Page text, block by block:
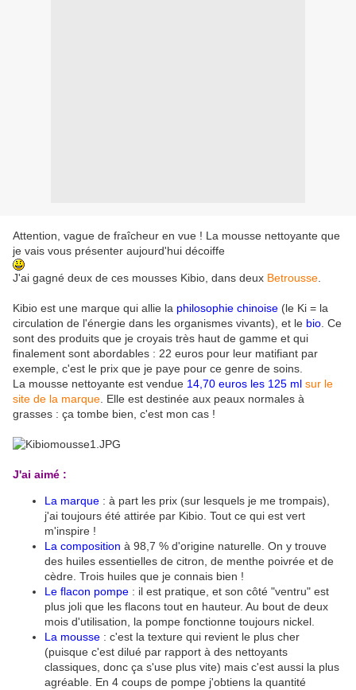
Attention, vague de fraîcheur en vue ! La mousse nettoyante que
je vais vous présenter aujourd'hui décoiffe
J'ai gagné deux de ces mousses Kibio, dans deux Betrousse
Kibio est une marque qui allie la philosophie chinoise (le Ki = la
circulation de l'énergie dans les organismes vivants), et le bio . Ce
sont des produits que je croyais très haut de gamme et qui
finalement sont abordables : 22 euros pour leur matifiant par
exemple, c'est le prix que je paye pour ce genre de soins.
La mousse nettoyante est vendue 14,70 euros les 125 ml sur le
site de la marque . Elle est destinée aux peaux normales à
grasses : ça tombe bien, c'est mon cas !
J'ai aimé :
La marque : à part les prix (sur lesquels je me trompais),
j'ai toujours été attirée par Kibio. Tout ce qui est vert
m'inspire !
La composition à 98,7 % d'origine naturelle. On y trouve
des huiles essentielles de citron, de menthe poivrée et de
cèdre. Trois huiles que je connais bien !
Le flacon pompe : il est pratique, et son côté "ventru" est
plus joli que les flacons tout en hauteur. Au bout de deux
mois d'utilisation, la pompe fonctionne toujours nickel.
La mousse : c'est la texture qui revient le plus cher
(puisque c'est dilué par rapport à des nettoyants
classiques, donc ça s'use plus vite) mais c'est aussi la plus
agréable. En 4 coups de pompe j'obtiens la quantité